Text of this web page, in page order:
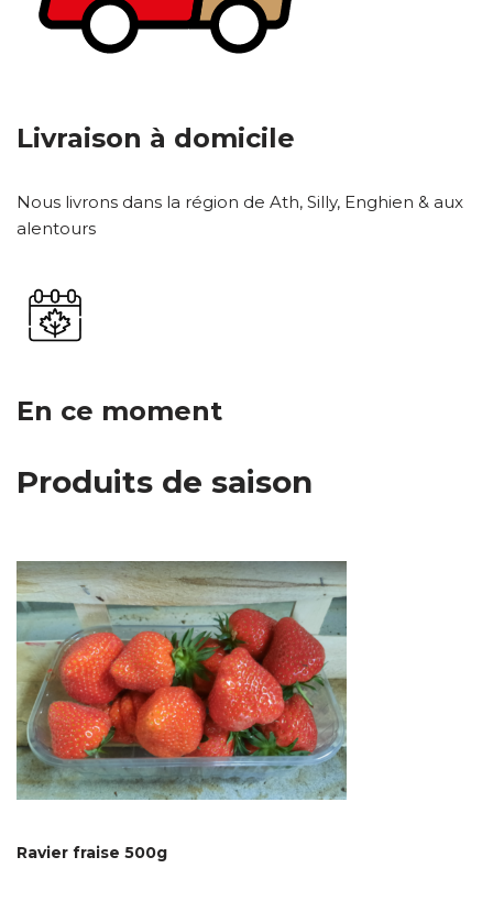
Livraison à domicile
Nous livrons dans la région de Ath, Silly, Enghien & aux
alentours
En ce moment
Produits de saison
Ravier fraise 500g